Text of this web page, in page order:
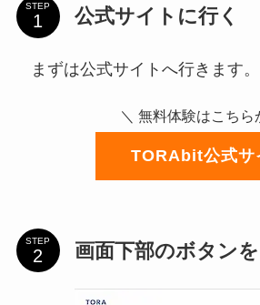
STEP 公式サイトに行く
まずは公式サイトへ行きます。
＼ 無料体験はこちら
TORAbit公式サ
STEP 画面下部のボタン